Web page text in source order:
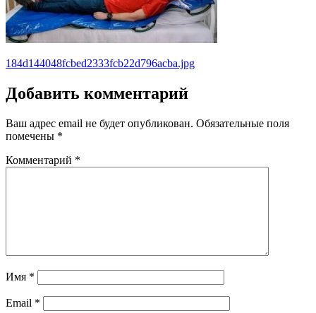
Навигация
по
записям
184d144048fcbed2333fcb22d796acba.jpg
Добавить комментарий
Ваш адрес email не будет опубликован. Обязательные поля
помечены *
Комментарий *
Имя *
Email *